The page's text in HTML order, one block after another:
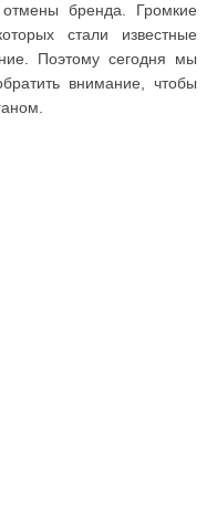
бренда. Громкие
стали известные
Поэтому сегодня мы
внимание, чтобы